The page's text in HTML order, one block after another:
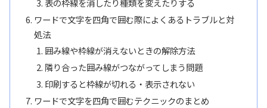
ワードで文字を四角で囲む際によくあるトラブルと対
処法
囲み線や枠線が消えないときの解除方法
隣り合った囲み線がつながってしまう問題
印刷すると枠線が切れる・表示されない
ワードで文字を四角で囲むテクニックのまとめ